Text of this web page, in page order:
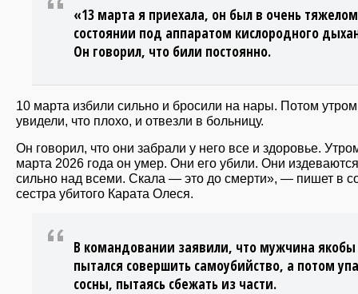
«13 марта я приехала, он был в очень тяжелом
состоянии под аппаратом кислородного
Он говорил, что били постоянно.
10 марта избили сильно и бросили на нары. Потом утром
увидели, что плохо, и отвезли в больницу.
Он говорил, что они забрали у него все и здоровье.
марта 2026 года он умер. Они его убили. Они издеваются
сильно над всеми. Скала — это до смерти», — пишет в
сестра убитого Карата Олеся.
В командовании заявили, что мужчина якобы
пытался совершить самоубийство, а потом
сосны, пытаясь сбежать из части.